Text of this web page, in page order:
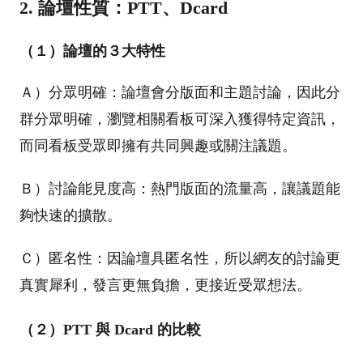
2. 論壇性質：PTT、Dcard
（１）論壇的３大特性
Ａ）分眾明確：論壇會分版面和主題討論，因此分
群分眾明確，瀏覽相關看板可深入獲得特定資訊，
而同看板受眾即擁有共同興趣或關注議題。
Ｂ）討論能見度高：熱門版面的流量高，讓議題能
夠快速的擴散。
Ｃ）匿名性：因論壇具匿名性，所以網友的討論更
真實犀利，發言更無負擔，更接近受眾想法。
（２）PTT 與 Dcard 的比較